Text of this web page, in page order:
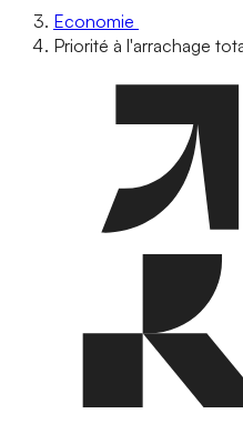
Economie
Priorité à l'arrachage